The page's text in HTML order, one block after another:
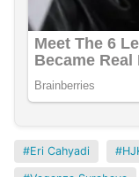
Eri Cahyadi